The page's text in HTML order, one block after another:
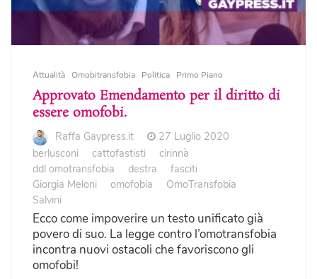
Attualità Omobitransfobia Politica Primo Piano
Approvato Emendamento per il diritto di
essere omofobi.
Raffa Gaypress.it
27 Luglio 2020
berlusconi
cattofastisti
cirinnà
ddl omotransfobia
destra
fasciti
Giorgia Meloni
omofobia
OmoTransfobia
Salvini
Ecco come impoverire un testo unificato già
povero di suo. La legge contro l’omotransfobia
incontra nuovi ostacoli che favoriscono gli
omofobi!